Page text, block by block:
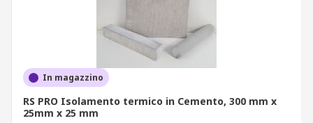
In magazzino
RS PRO Isolamento termico in Cemento, 300 mm x
25mm x 25 mm